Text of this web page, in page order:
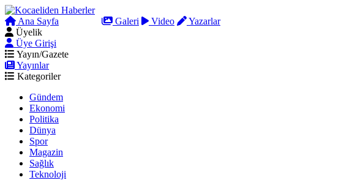
Ana Sayfa Galeri Video
Yazarlar
Üyelik
Üye Girişi
Yayın/Gazete
Yayınlar
Kategoriler
Gündem
Ekonomi
Politika
Dünya
Spor
Magazin
Sağlık
Teknoloji